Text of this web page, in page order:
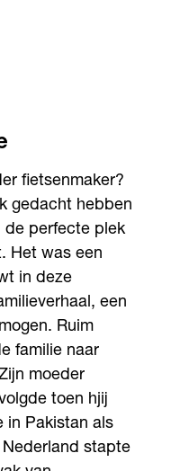
fietsenmaker?
gedacht hebben
de perfecte plek
Het was een
in deze
een
Ruim
familie naar
moeder
toen hjij
in Pakistan als
stapte